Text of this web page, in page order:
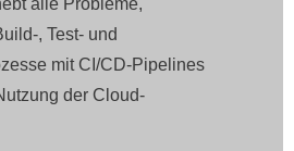
alle Probleme,
, Test- und
mit CI/CD-Pipelines
der Cloud-